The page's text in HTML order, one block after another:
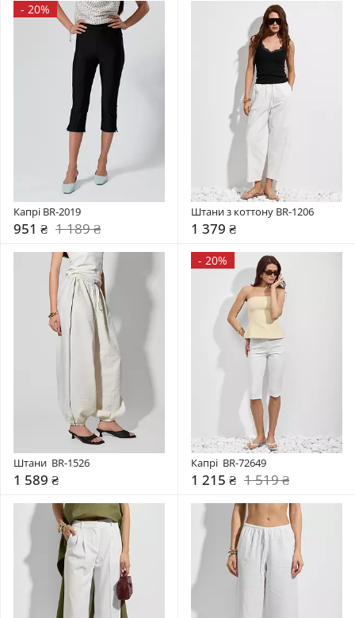
- 20%
Капрі BR-2019
951 ₴ 1 189 ₴
Штани з коттону BR-1206
1 379 ₴
Штани  BR-1526
1 589 ₴
- 20%
Капрі  BR-72649
1 215 ₴ 1 519 ₴